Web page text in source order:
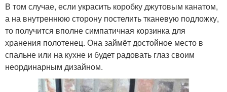
В том случае, если украсить коробку джутовым канатом,
а на внутреннюю сторону постелить тканевую подложку,
то получится вполне симпатичная корзинка для
хранения полотенец. Она займёт достойное место в
спальне или на кухне и будет радовать глаз своим
неординарным дизайном.